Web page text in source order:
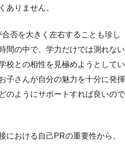
ありません。
否を大きく左右することも珍し
間の中で、学力だけでは測れない
校との相性を見極めようとしてい
子さんが自分の魅力を十分に発揮
のようにサポートすれば良いので
における自己PRの重要性から、